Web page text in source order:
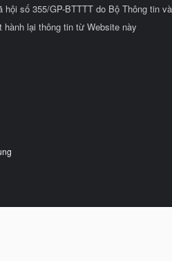
số 355/GP-BTTTT do Bộ Thông tin
hành lại thông tin từ Website này